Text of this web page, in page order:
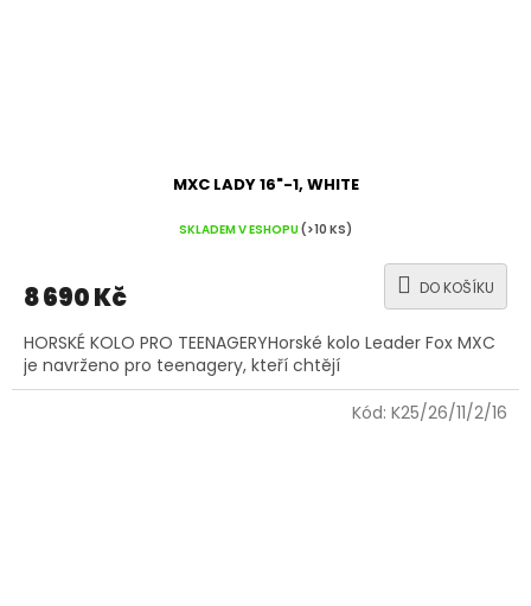
MXC LADY 16"-1, WHITE
SKLADEM V ESHOPU(>10 KS)
8 690 Kč DO KOŠÍKU
HORSKÉ KOLO PRO TEENAGERYHorské kolo Leader Fox MXC
je navrženo pro teenagery, kteří chtějí
Kód: K25/26/11/2/16